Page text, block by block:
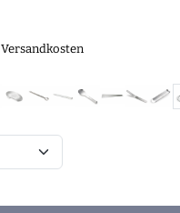
Versandkosten